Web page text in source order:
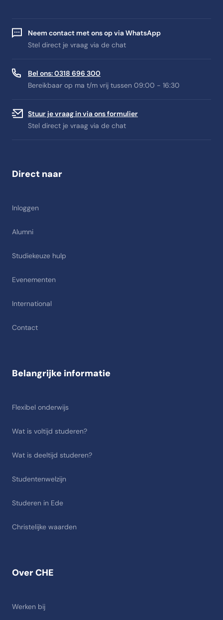
Neem contact met ons op via WhatsApp
Stel direct je vraag via de chat
Bel ons: 0318 696 300
Bereikbaar op ma t/m vrij tussen 09:00 - 16:30
Stuur je vraag in via ons formulier
Stel direct je vraag via de chat
Direct naar
Inloggen
Alumni
Studiekeuze hulp
Evenementen
International
Contact
Over CHE
Werken bij
Belangrijke informatie
Flexibel onderwijs
Wat is voltijd studeren?
Wat is deeltijd studeren?
Studentenwelzijn
Studeren in Ede
Christelijke waarden